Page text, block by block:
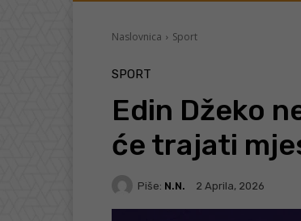
Naslovnica Sport
SPORT
Edin Džeko
će trajati
Piše: N.N. 2 Aprila, 2026